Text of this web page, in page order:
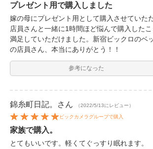
プレゼント用で購入しました
嫁の母にプレゼント用として購入させていた
店員さんと一緒に1時間ほど悩んで購入した
満足していただけました。新宿ビックロのベ
の店員さん、本当にありがとう！！
参考になった
錦糸町日記。 さん （2022/5/13にレビュー）
ビックカメラグループで購入
家族で購入。
とてもいいです。軽くてぐっすり眠れます。